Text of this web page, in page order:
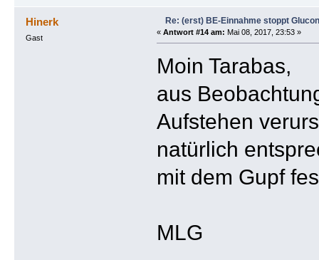
Hinerk
Gast
Re: (erst) BE-Einnahme stoppt
« Antwort #14 am: Mai 08, 2017, 23:53 »
Moin Tarabas,
aus
Aufstehen
natürlich
mit dem Gupf
MLG